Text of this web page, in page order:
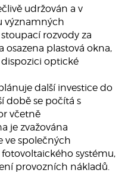
udržován a v
významných
rozvody za
osazena plastová okna,
optické
další investice do
době se počítá s
včetně
je zvažována
ve společných
systému,
provozních nákladů.